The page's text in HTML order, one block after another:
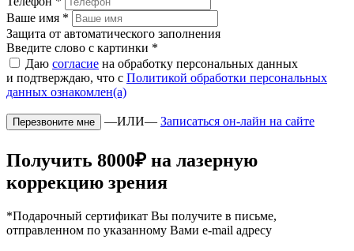
Ваше имя *
Защита от автоматического заполнения
Введите слово с картинки *
Даю согласие на обработку персональных данных
и подтверждаю, что с Политикой обработки персональных
данных ознакомлен(а)
—ИЛИ— Записаться он-лайн на сайте
Получить 8000₽ на лазерную
коррекцию зрения
*Подарочный сертификат Вы получите в письме,
отправленном по указанному Вами e-mail адресу